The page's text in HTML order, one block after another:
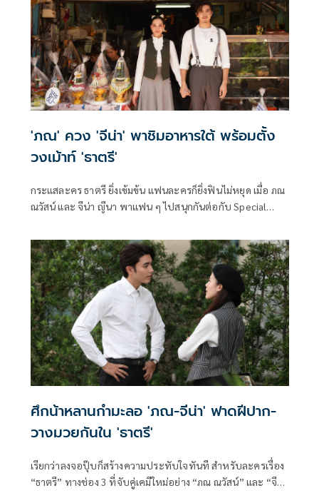
'ภณ' ควง 'จีน่า' พาชิมอาหารใต้ พร้อมตั้ง
วงเม้าท์ 'ธาตรี'
กระแสละคร ธาตรี ยิ่งเข้มข้น แฟนละครก็ยิ่งฟินไม่หยุด เมื่อ ภณ
ณวัสน์ และ จีน่า ญีนา พาแฟน ๆ ไปสนุกกันต่อกับ Special
ใจกลางกรุงเทพมหานคร พร้อมอัปเดตเบื้องหลังความสนุกที่
หลายคนอาจจะยังไม่รู้
ศึกน้าหลานกำมะลอ 'ภณ-จีน่า' ฟาดฝีปาก-
วางมวยกันใน 'ธาตรี'
เรียกว่าลงจอปุ๊บก็สร้างความประทับใจทันที สำหรับละครเรื่อง
“ธาตรี” ทางช่อง 3 ที่จับคู่เคมีใหม่อย่าง “ภณ ณวัสน์” และ “จีน่า